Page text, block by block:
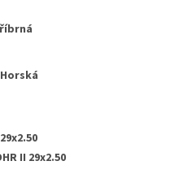
II 29x2.50